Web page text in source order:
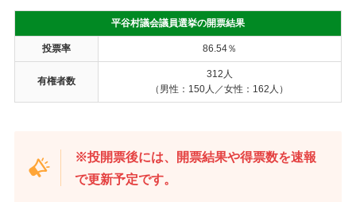
平谷村議会議員選挙の開票結果
投票率 86.54％
有権者数
312人
（男性：150人／女性：162人）
※投開票後には、開票結果や得票数を速報
で更新予定です。